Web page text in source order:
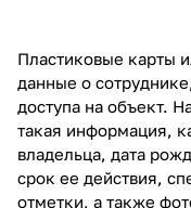
Пластиковые карты
данные о
доступа на объект.
такая информация,
владельца, дата
срок ее действия,
отметки, а также